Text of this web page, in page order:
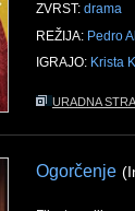
ZVRST: drama
REŽIJA: Pedro
IGRAJO: Krista
URADNA
Ogorčenje